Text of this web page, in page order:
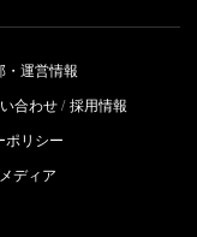
・運営情報
合わせ 採用情報
ポリシー
ディア